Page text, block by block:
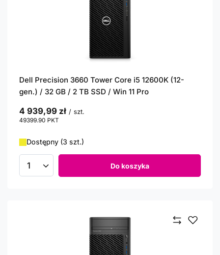
Dell Precision 3660 Tower Core i5 12600K (12-
gen.) / 32 GB / 2 TB SSD / Win 11 Pro
4 939,99 zł / szt.
49399.90 PKT
Dostępny (3 szt.)
Ilość produktów Do koszyka